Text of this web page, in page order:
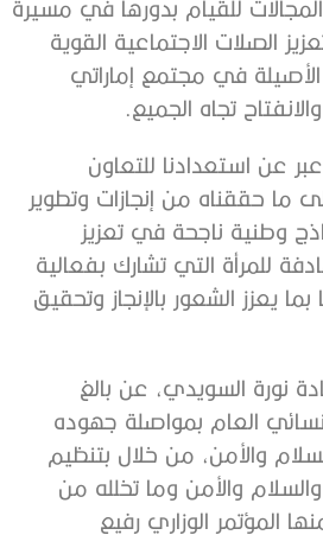
للقيام بدورها في مسيرة
الصلات الاجتماعية القوية
الأصيلة في مجتمع إماراتي
تجاه الجميع.
عن استعدادنا للتعاون
ما حققناه من إنجازات وتطوير
وطنية ناجحة في تعزيز
للمرأة التي تشارك بفعالية
يعزز الشعور بالإنجاز وتحقيق
نورة السويدي، عن بالغ
العام بمواصلة جهوده
والأمن، من خلال بتنظيم
والسلام والأمن وما تخلله من
المؤتمر الوزاري رفيع